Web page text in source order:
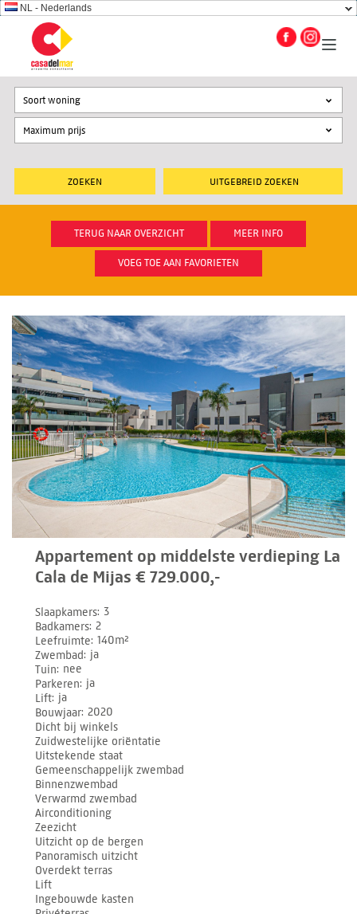
NL - Nederlands
UITGEBREID ZOEKEN
Soort woning
TERUG NAAR OVERZICHT MEER INFO
VOEG TOE AAN FAVORIETEN
Appartement op middelste verdieping La
Cala de Mijas € 729.000,-
Slaapkamers 3
Badkamers 2
Leefruimte 140m²
Zwembad ja
Tuin nee
Parkeren ja
Lift ja
Bouwjaar 2020
Dicht bij winkels
Zuidwestelijke oriëntatie
Uitstekende staat
Gemeenschappelijk zwembad
Binnenzwembad
Verwarmd zwembad
Airconditioning
Zeezicht
Uitzicht op de bergen
Panoramisch uitzicht
Overdekt terras
Lift
Ingebouwde kasten